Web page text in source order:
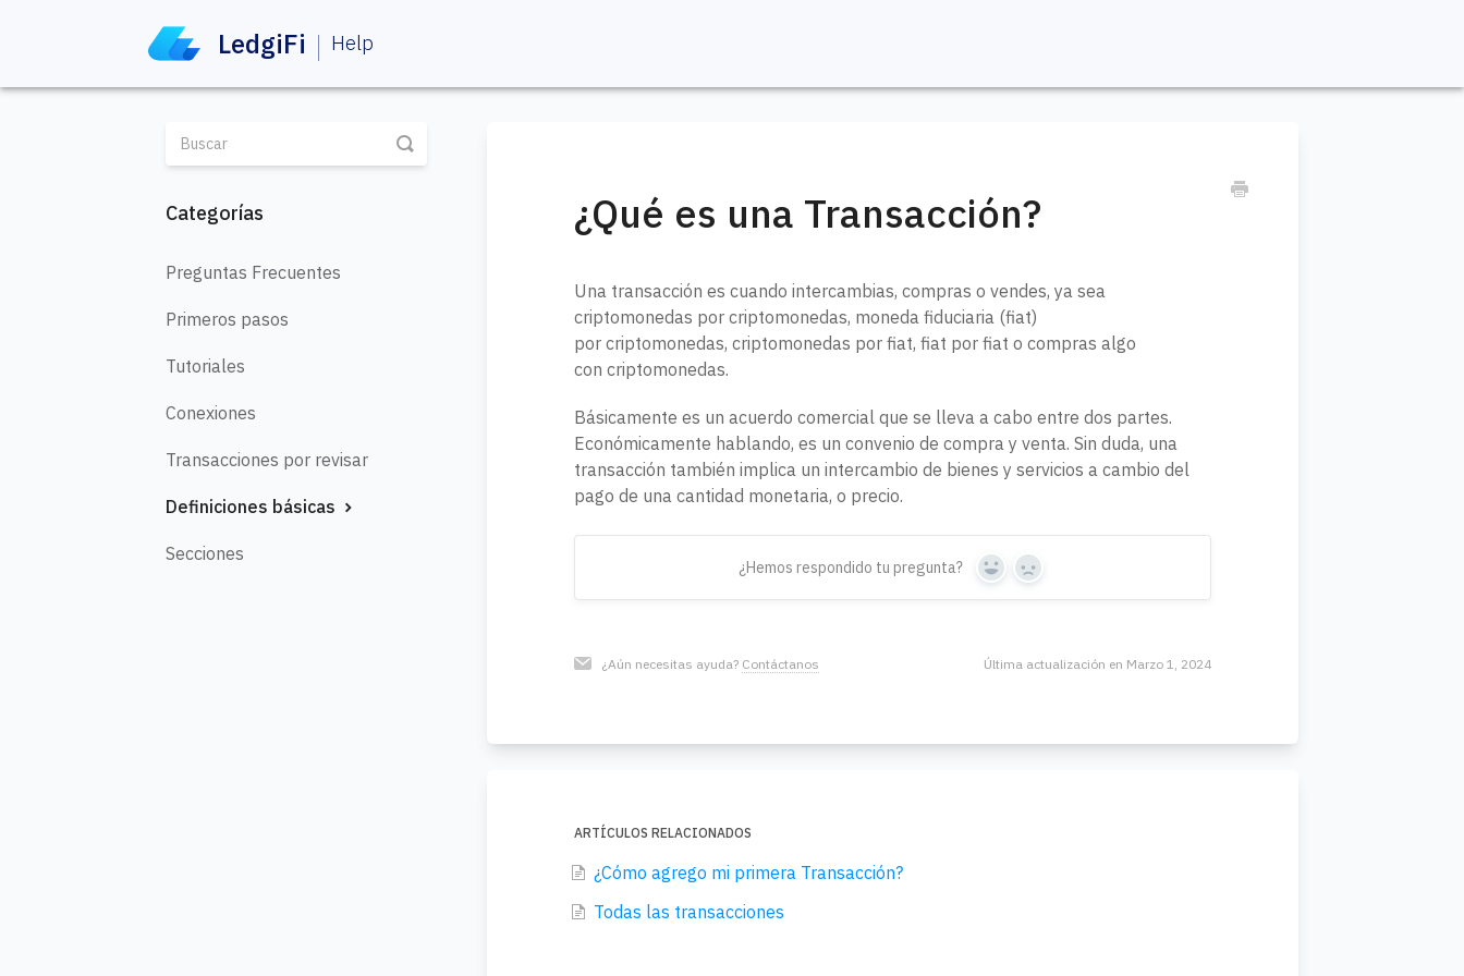
LedgiFi Help
¿Qué es una Transacción?
Una transacción es cuando intercambias, compras o vendes, ya sea
criptomonedas por criptomonedas, moneda fiduciaria (fiat)
por criptomonedas, criptomonedas por fiat, fiat por fiat o compras algo
con criptomonedas.
Básicamente es un acuerdo comercial que se lleva a cabo entre dos partes.
Económicamente hablando, es un convenio de compra y venta. Sin duda, una
transacción también implica un intercambio de bienes y servicios a cambio del
pago de una cantidad monetaria, o precio.
¿Hemos respondido tu pregunta?
Yes No
¿Aún necesitas ayuda? Contáctanos Última actualización en Marzo 1, 2024
ARTÍCULOS RELACIONADOS
¿Cómo agrego mi primera Transacción?
Todas las transacciones
Toggle Search
Categorías
Preguntas Frecuentes
Primeros pasos
Tutoriales
Conexiones
Transacciones por revisar
Definiciones básicas
Secciones